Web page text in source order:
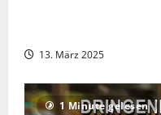
13. März 2025
1 Minute gelesen